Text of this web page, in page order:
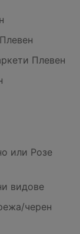
Плевен
или Розе
видове
черен